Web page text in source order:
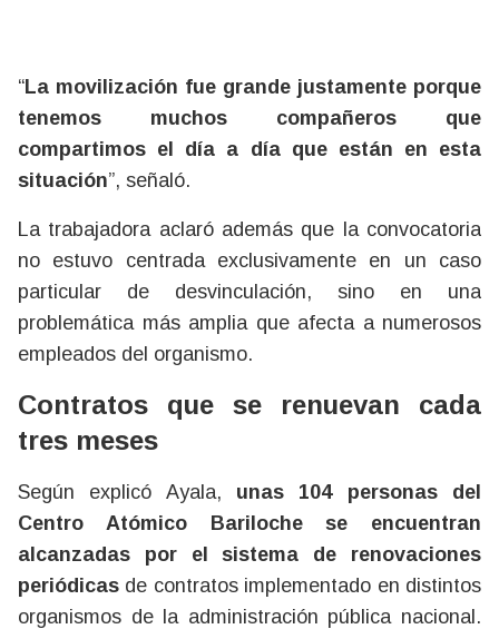
“La movilización fue grande justamente porque
tenemos muchos compañeros que
compartimos el día a día que están en esta
situación”, señaló.
La trabajadora aclaró además que la convocatoria
no estuvo centrada exclusivamente en un caso
particular de desvinculación, sino en una
problemática más amplia que afecta a numerosos
empleados del organismo.
Contratos que se renuevan cada
tres meses
Según explicó Ayala, unas 104 personas del
Centro Atómico Bariloche se encuentran
alcanzadas por el sistema de renovaciones
periódicas de contratos implementado en distintos
organismos de la administración pública nacional.